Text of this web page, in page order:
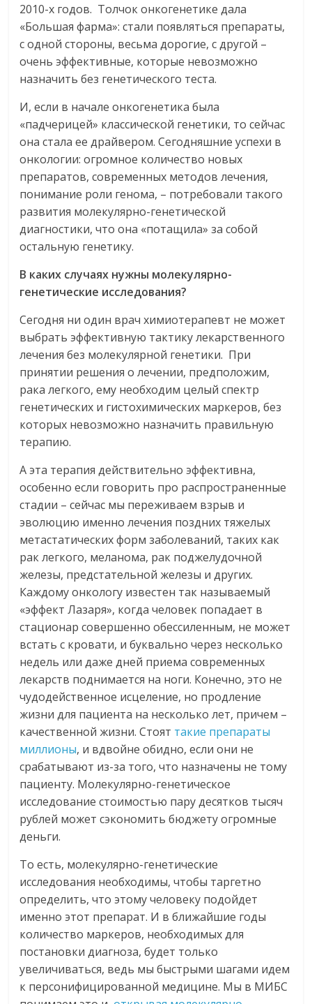
2010-х годов. Толчок онкогенетике дала
«Большая фарма»: стали появляться препараты,
с одной стороны, весьма дорогие, с другой –
очень эффективные, которые невозможно
назначить без генетического теста.
И, если в начале онкогенетика была
«падчерицей» классической генетики, то сейчас
она стала ее драйвером. Сегодняшние успехи в
онкологии: огромное количество новых
препаратов, современных методов лечения,
понимание роли генома, – потребовали такого
развития молекулярно-генетической
диагностики, что она «потащила» за собой
остальную генетику.
В каких случаях нужны молекулярно-
генетические исследования?
Сегодня ни один врач химиотерапевт не может
выбрать эффективную тактику лекарственного
лечения без молекулярной генетики. При
принятии решения о лечении, предположим,
рака легкого, ему необходим целый спектр
генетических и гистохимических маркеров, без
которых невозможно назначить правильную
терапию.
А эта терапия действительно эффективна,
особенно если говорить про распространенные
стадии – сейчас мы переживаем взрыв и
эволюцию именно лечения поздних тяжелых
метастатических форм заболеваний, таких как
рак легкого, меланома, рак поджелудочной
железы, предстательной железы и других.
Каждому онкологу известен так называемый
«эффект Лазаря», когда человек попадает в
стационар совершенно обессиленным, не может
встать с кровати, и буквально через несколько
недель или даже дней приема современных
лекарств поднимается на ноги. Конечно, это не
чудодейственное исцеление, но продление
жизни для пациента на несколько лет, причем –
качественной жизни. Стоят такие препараты
миллионы, и вдвойне обидно, если они не
срабатывают из-за того, что назначены не тому
пациенту. Молекулярно-генетическое
исследование стоимостью пару десятков тысяч
рублей может сэкономить бюджету огромные
деньги.
То есть, молекулярно-генетические
исследования необходимы, чтобы таргетно
определить, что этому человеку подойдет
именно этот препарат. И в ближайшие годы
количество маркеров, необходимых для
постановки диагноза, будет только
увеличиваться, ведь мы быстрыми шагами идем
к персонифицированной медицине. Мы в МИБС